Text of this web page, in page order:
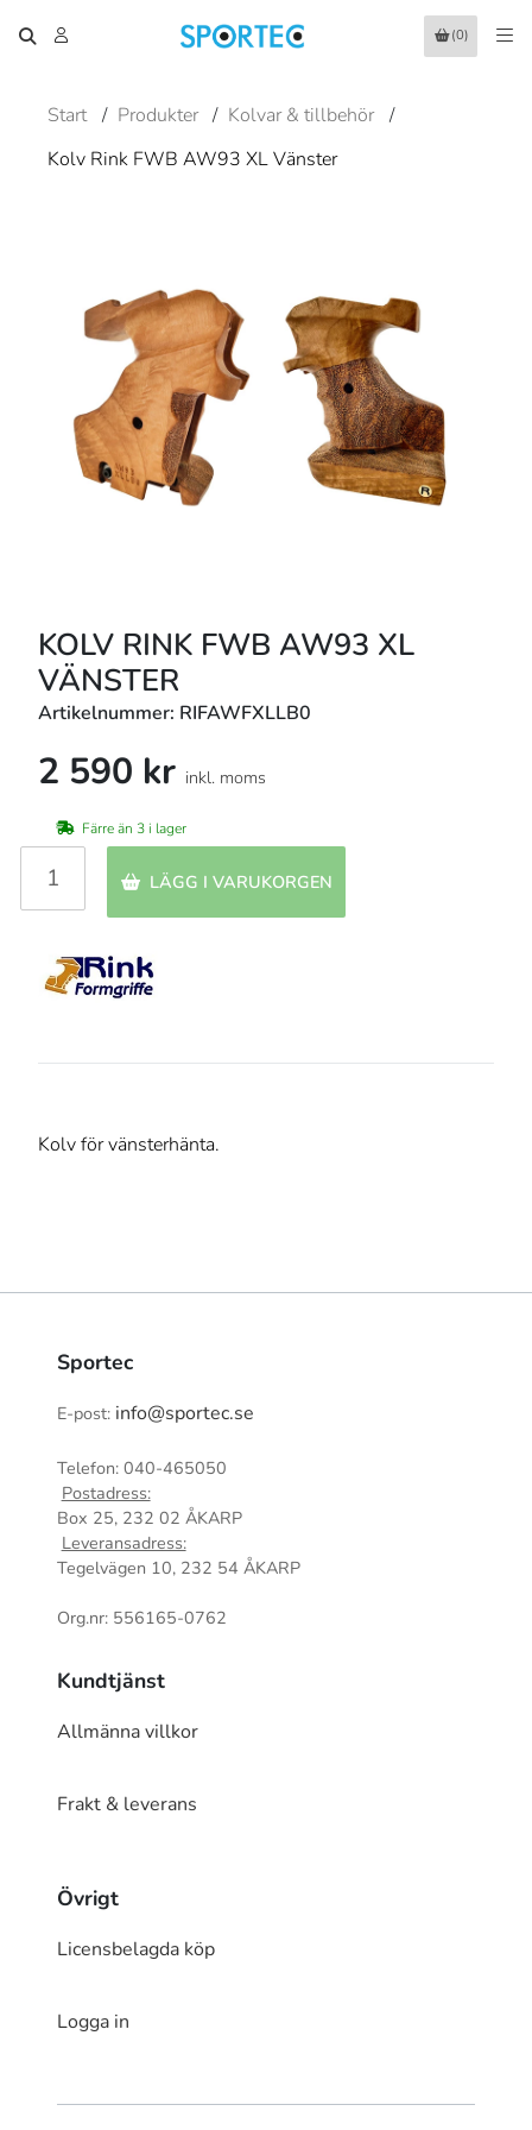
(0)
Start / Produkter / Kolvar & tillbehör /
Kolv Rink FWB AW93 XL Vänster
KOLV RINK FWB AW93 XL
VÄNSTER
Artikelnummer: RIFAWFXLLB0
2 590 kr inkl. moms
Färre än 3 i lager
LÄGG I VARUKORGEN
Kolv för vänsterhänta.
Sportec
E-post: info@sportec.se
Telefon: 040-465050
Postadress:
Box 25, 232 02 ÅKARP
Leveransadress:
Tegelvägen 10, 232 54 ÅKARP
Org.nr: 556165-0762
Kundtjänst
Allmänna villkor
Frakt & leverans
Övrigt
Licensbelagda köp
Logga in